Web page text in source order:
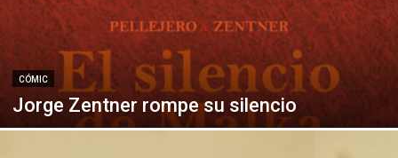
CÓMIC
Jorge Zentner rompe su silencio